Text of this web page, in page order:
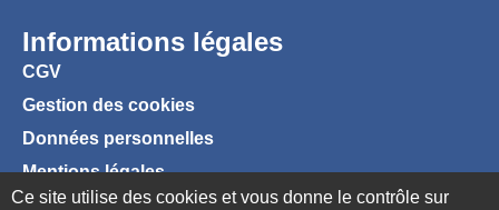
Informations légales
CGV
Gestion des cookies
Données personnelles
Mentions légales
Ce site utilise des cookies et vous donne le contrôle sur